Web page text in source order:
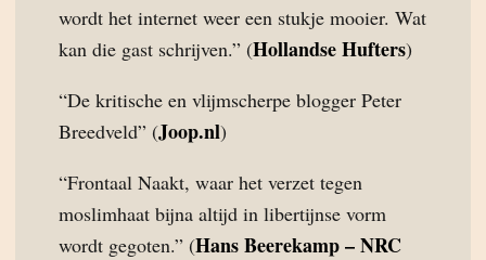
wordt het internet weer een stukje mooier. Wat
kan die gast schrijven.” (Hollandse Hufters)
“De kritische en vlijmscherpe blogger Peter
Breedveld” (Joop.nl)
“Frontaal Naakt, waar het verzet tegen
moslimhaat bijna altijd in libertijnse vorm
wordt gegoten.” (Hans Beerekamp – NRC